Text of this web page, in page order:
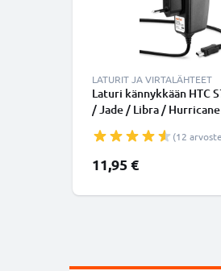
LATURIT JA VIRTALÄHTEET
Laturi kännykkään HTC
/ Jade / Libra /
1.1m latausjohto, laturi
(12
11,95 €